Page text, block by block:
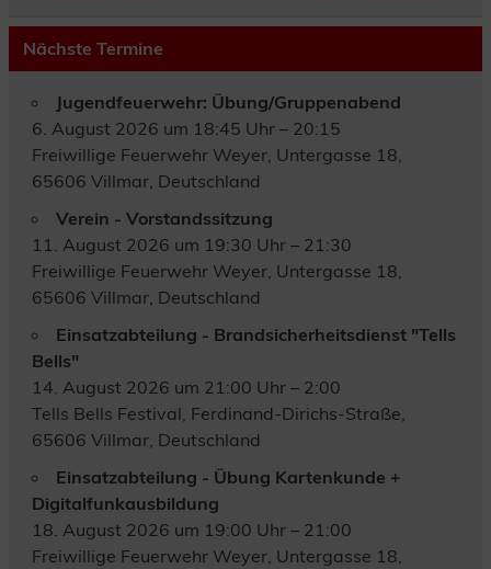
Nächste Termine
Jugendfeuerwehr: Übung/Gruppenabend
6. August 2026 um 18:45 Uhr – 20:15
Freiwillige Feuerwehr Weyer, Untergasse 18,
65606 Villmar, Deutschland
Verein - Vorstandssitzung
11. August 2026 um 19:30 Uhr – 21:30
Freiwillige Feuerwehr Weyer, Untergasse 18,
65606 Villmar, Deutschland
Einsatzabteilung - Brandsicherheitsdienst "Tells
Bells"
14. August 2026 um 21:00 Uhr – 2:00
Tells Bells Festival, Ferdinand-Dirichs-Straße,
65606 Villmar, Deutschland
Einsatzabteilung - Übung Kartenkunde +
Digitalfunkausbildung
18. August 2026 um 19:00 Uhr – 21:00
Freiwillige Feuerwehr Weyer, Untergasse 18,